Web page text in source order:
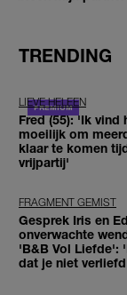
TRENDING
LIEVE HELEEN
Fred (55): 'Ik vind
moeilijk om
klaar te komen
vrijpartij'
FRAGMENT GEMIST
Gesprek Iris en
onverwachte
'B&B Vol Liefde':
dat je niet